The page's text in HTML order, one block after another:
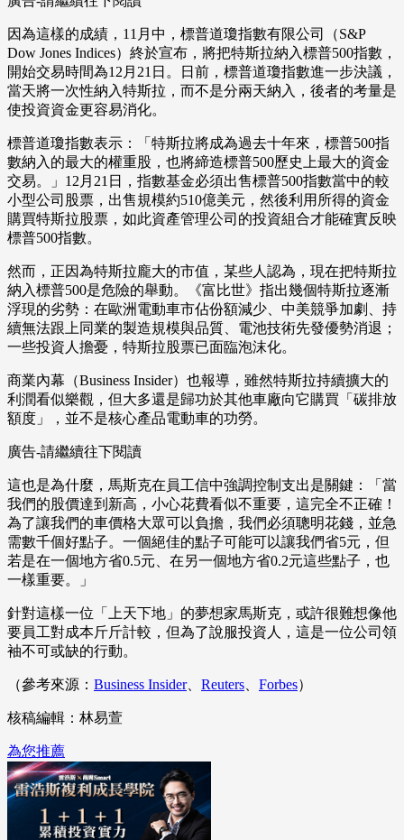
因為這樣的成績，11月中，標普道瓊指數有限公司（S&P
Dow Jones Indices）終於宣布，將把特斯拉納入標普500指數，
開始交易時間為12月21日。日前，標普道瓊指數進一步決議，
當天將一次性納入特斯拉，而不是分兩天納入，後者的考量是
使投資資金更容易消化。
標普道瓊指數表示：「特斯拉將成為過去十年來，標普500指
數納入的最大的權重股，也將締造標普500歷史上最大的資金
交易。」12月21日，指數基金必須出售標普500指數當中的較
小型公司股票，出售規模約510億美元，然後利用所得的資金
購買特斯拉股票，如此資產管理公司的投資組合才能確實反映
標普500指數。
然而，正因為特斯拉龐大的市值，某些人認為，現在把特斯拉
納入標普500是危險的舉動。《富比世》指出幾個特斯拉逐漸
浮現的劣勢：在歐洲電動車市佔份額減少、中美競爭加劇、持
續無法跟上同業的製造規模與品質、電池技術先發優勢消退；
一些投資人擔憂，特斯拉股票已面臨泡沫化。
商業內幕（Business Insider）也報導，雖然特斯拉持續擴大的
利潤看似樂觀，但大多還是歸功於其他車廠向它購買「碳排放
額度」，並不是核心產品電動車的功勞。
廣告-請繼續往下閱讀
這也是為什麼，馬斯克在員工信中強調控制支出是關鍵：「當
我們的股價達到新高，小心花費看似不重要，這完全不正確！
為了讓我們的車價格大眾可以負擔，我們必須聰明花錢，並急
需數千個好點子。一個絕佳的點子可能可以讓我們省5元，但
若是在一個地方省0.5元、在另一個地方省0.2元這些點子，也
一樣重要。」
針對這樣一位「上天下地」的夢想家馬斯克，或許很難想像他
要員工對成本斤斤計較，但為了說服投資人，這是一位公司領
袖不可或缺的行動。
（參考來源： Business Insider、 Reuters、 Forbes）
核稿編輯：林易萱
為您推薦